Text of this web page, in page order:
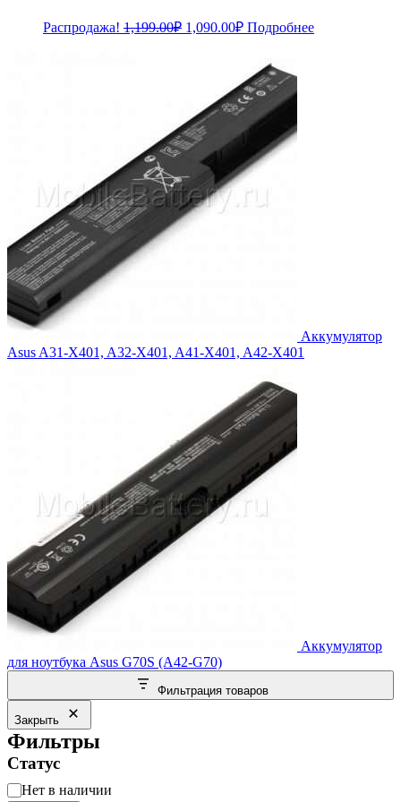
Распродажа! 1,199.00₽ Первоначальная
1,090.00₽Текущая
1,090.00₽.
Подробнее
Аккумулятор
Asus A31-X401, A32-X401, A41-X401, A42-X401
Аккумулятор
для ноутбука Asus G70S (A42-G70)
Фильтрация товаров
Закрыть
Фильтры
Статус
Статус
Нет в наличии